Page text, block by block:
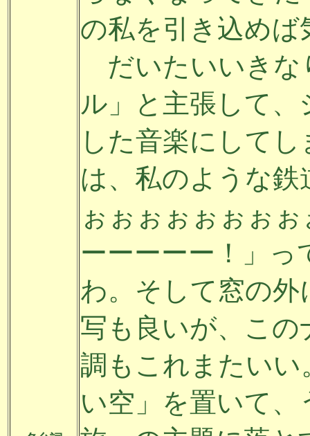
の私を引き込めば
だいたいいきな
ル」と主張して
した音楽にして
は、私のような
ぉぉぉぉぉぉぉ
ーーーーー！」
わ。そして窓の
写も良いが、こ
調もこれまたい
い空」を置いて